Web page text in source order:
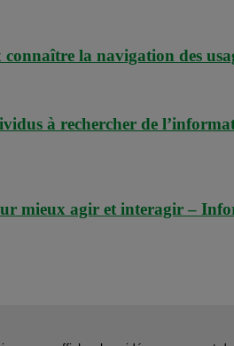
la navigation des
à rechercher de
mieux agir et interagir –